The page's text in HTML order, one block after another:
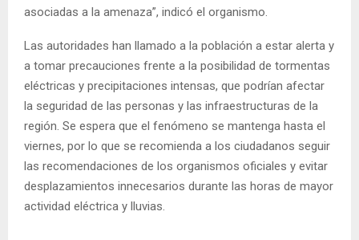
asociadas a la amenaza”, indicó el organismo.
Las autoridades han llamado a la población a estar alerta y
a tomar precauciones frente a la posibilidad de tormentas
eléctricas y precipitaciones intensas, que podrían afectar
la seguridad de las personas y las infraestructuras de la
región. Se espera que el fenómeno se mantenga hasta el
viernes, por lo que se recomienda a los ciudadanos seguir
las recomendaciones de los organismos oficiales y evitar
desplazamientos innecesarios durante las horas de mayor
actividad eléctrica y lluvias.